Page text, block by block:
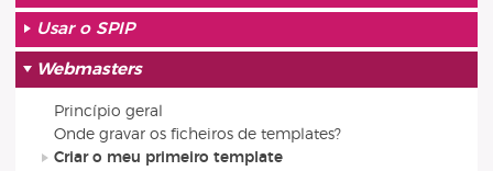
Usar o SPIP
Webmasters
Princípio geral
Onde gravar os ficheiros de templates?
Criar o meu primeiro template